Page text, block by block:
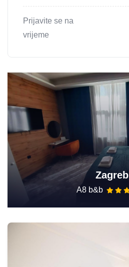
Prijavite se na
vrijeme
Zagreb
A8 b&b